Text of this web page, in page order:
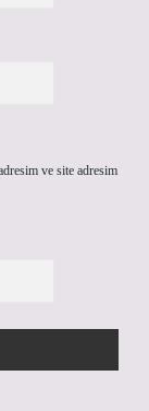
ve site adresim